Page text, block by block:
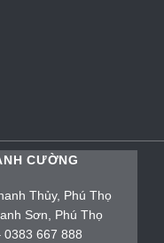
CƯỜNG
Thủy, Phú Thọ
Sơn, Phú Thọ
667 888